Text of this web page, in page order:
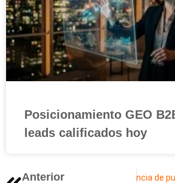
Posicionamiento GEO
leads calificados hoy
Anterior
SiguienteCómo elegir una agencia de